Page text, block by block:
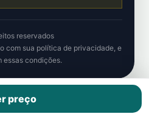
reservados
com sua política de privacidade, e
essas condições.
preço